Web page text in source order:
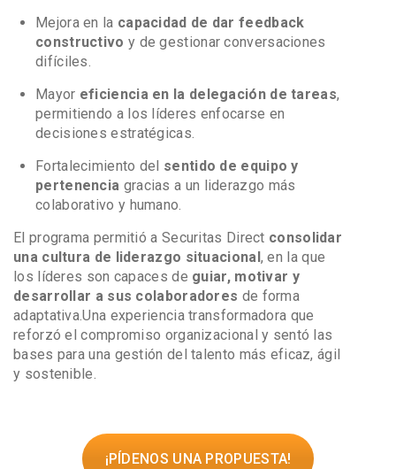
Mejora en la capacidad de dar feedback
constructivo y de gestionar conversaciones
difíciles.
Mayor eficiencia en la delegación de tareas,
permitiendo a los líderes enfocarse en
decisiones estratégicas.
Fortalecimiento del sentido de equipo y
pertenencia gracias a un liderazgo más
colaborativo y humano.
El programa permitió a Securitas Direct consolidar
una cultura de liderazgo situacional , en la que
los líderes son capaces de guiar, motivar y
desarrollar a sus colaboradores de forma
adaptativa.Una experiencia transformadora que
reforzó el compromiso organizacional y sentó las
bases para una gestión del talento más eficaz, ágil
y sostenible.
¡PÍDENOS UNA PROPUESTA!